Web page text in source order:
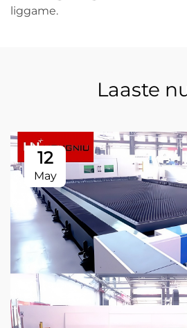
liggame.
Laaste
12
May